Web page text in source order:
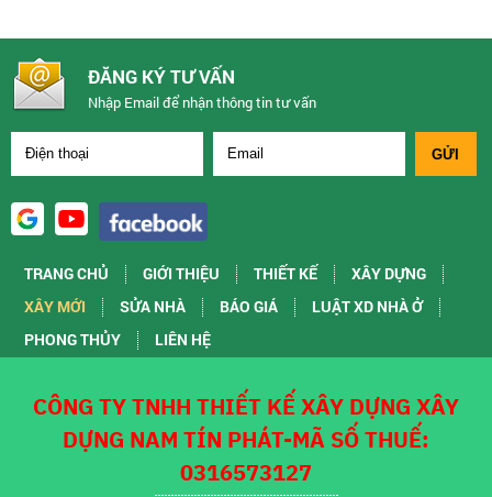
ĐĂNG KÝ TƯ VẤN
Nhập Email để nhận thông tin tư vấn
TRANG CHỦ GIỚI THIỆU THIẾT KẾ
XÂY DỰNG
XÂY MỚI
SỬA NHÀ BÁO GIÁ
LUẬT XD NHÀ Ở
PHONG THỦY
LIÊN HỆ
CÔNG TY TNHH THIẾT KẾ XÂY DỰNG XÂY
DỰNG NAM TÍN PHÁT-MÃ SỐ THUẾ:
0316573127